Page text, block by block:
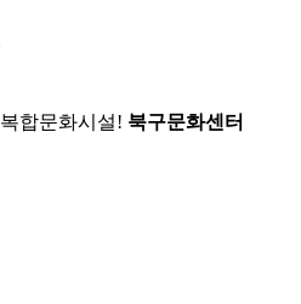
복합문화시설! 북구문화센터